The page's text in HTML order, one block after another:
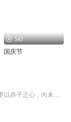
543
国庆节